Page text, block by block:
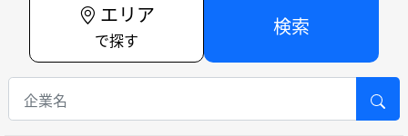
エリア
で探す
検索